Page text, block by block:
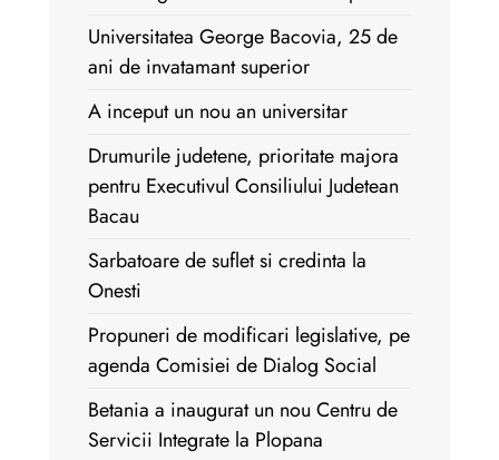
Universitatea George Bacovia, 25 de
ani de invatamant superior
A inceput un nou an universitar
Drumurile judetene, prioritate majora
pentru Executivul Consiliului Judetean
Bacau
Sarbatoare de suflet si credinta la
Onesti
Propuneri de modificari legislative, pe
agenda Comisiei de Dialog Social
Betania a inaugurat un nou Centru de
Servicii Integrate la Plopana